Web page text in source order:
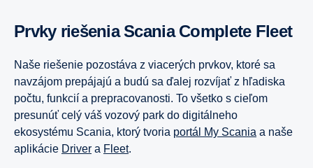
Prvky riešenia Scania Complete Fleet
Naše riešenie pozostáva z viacerých prvkov, ktoré sa
navzájom prepájajú a budú sa ďalej rozvíjať z hľadiska
počtu, funkcií a prepracovanosti. To všetko s cieľom
presunúť celý váš vozový park do digitálneho
ekosystému Scania, ktorý tvoria portál My Scania a naše
aplikácie Driver a Fleet.